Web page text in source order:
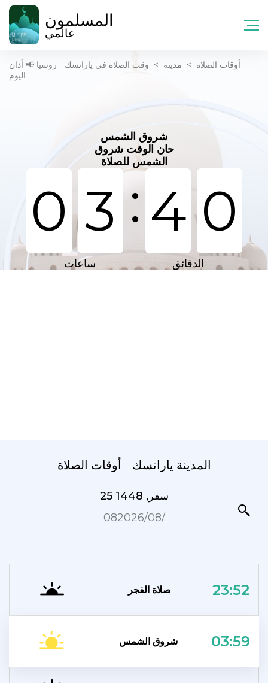
المسلمون
عالمي
أوقات الصلاة > مدينة > وقت الصلاة في يارانسك - روسيا 📢 أذان
اليوم
شروق الشمس
حان الوقت شروق
الشمس للصلاة
0 3 : 4 0
ساعات الدقائق
المدينة يارانسك - أوقات الصلاة
25 سفر, 1448
08‏/08‏/2026
صلاة الفجر 23:52
شروق الشمس 03:59